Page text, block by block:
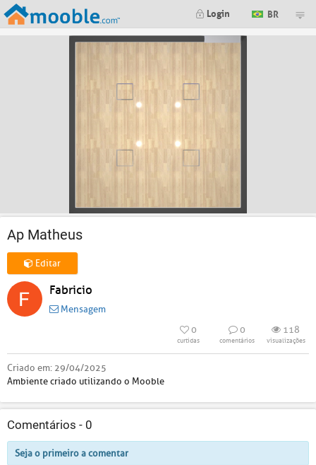
Login BR
Ap Matheus
Editar
Fabricio
Mensagem
0
curtidas
0
comentários
118
visualizações
Criado em: 29/04/2025
Ambiente criado utilizando o Mooble
Comentários - 0
Seja o primeiro a comentar